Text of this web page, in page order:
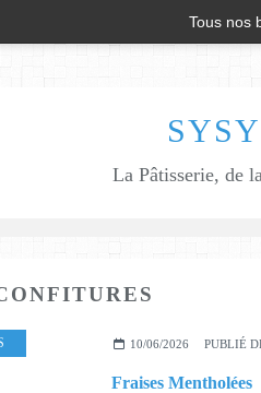
Tous nos
La Pâtisserie, de
10/06/2026 PUBLIÉ
Fraises Mentholées